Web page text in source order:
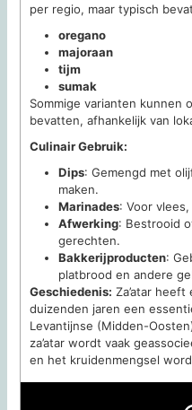
per regio, maar typisch
oregano
majoraan
tijm
sumak
Sommige varianten kunnen
bevatten, afhankelijk van
Culinair Gebruik:
Dips: Gemengd met
maken.
Marinades: Voor
Afwerking: Bestrooid
gerechten.
Bakkerijproducten:
platbrood en andere
Geschiedenis: Za’atar
duizenden jaren een
Levantijnse (Midden-
za’atar wordt vaak
en het kruidenmengsel